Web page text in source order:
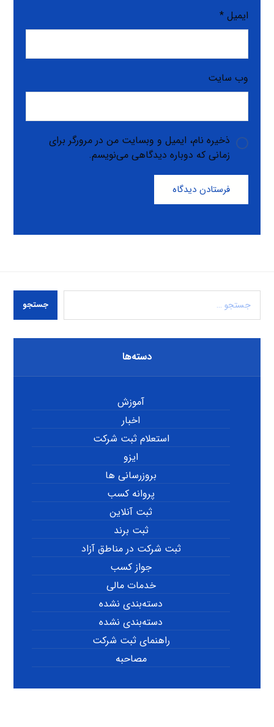
ایمیل*
وب‌ سایت
ذخیره نام، ایمیل و وبسایت من در مرورگر برای
زمانی که دوباره دیدگاهی می‌نویسم.
فرستادن دیدگاه
جستجو
دسته‌ها
آموزش
اخبار
استعلام ثبت شرکت
ایزو
بروزرسانی ها
پروانه کسب
ثبت آنلاین
ثبت برند
ثبت شرکت در مناطق آزاد
جواز کسب
خدمات مالی
دسته‌بندی نشده
دسته‌بندی نشده
راهنمای ثبت شرکت
مصاحبه